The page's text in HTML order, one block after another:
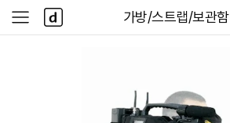
다나와
가방/스트랩/보관함
사
이
다
나
와